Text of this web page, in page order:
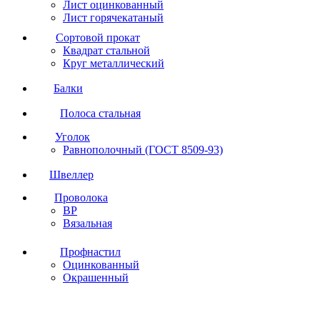
Лист оцинкованный
Лист горячекатаный
Сортовой прокат
Квадрат стальной
Круг металлический
Балки
Полоса стальная
Уголок
Равнополочный (ГОСТ 8509-93)
Швеллер
Проволока
ВР
Вязальная
Профнастил
Оцинкованный
Окрашенный